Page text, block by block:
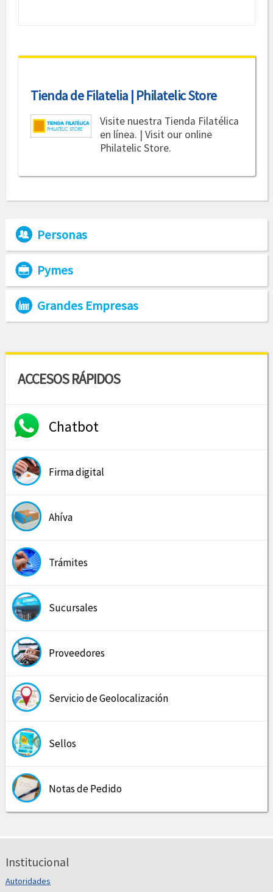
Tienda de Filatelia | Philatelic Store
Visite nuestra Tienda Filatélica
en línea. | Visit our online
Philatelic Store.
Personas
Pymes
Grandes Empresas
ACCESOS RÁPIDOS
Chatbot
Firma digital
Ahíva
Trámites
Sucursales
Proveedores
Servicio de Geolocalización
Sellos
Notas de Pedido
Institucional
Autoridades